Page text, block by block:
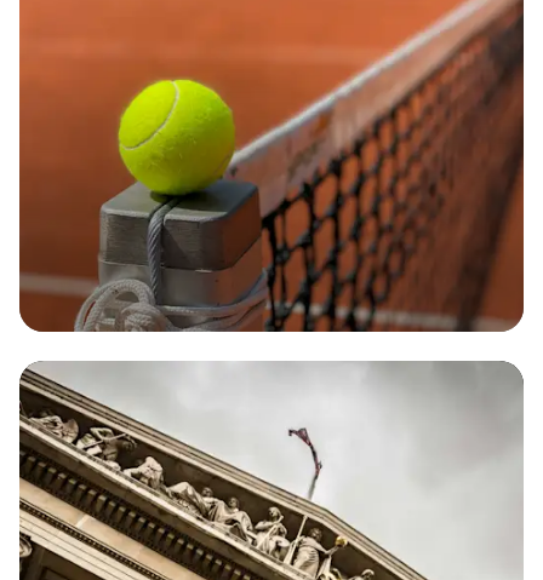
RC Pro
L’assurance sans engagement indispensable pour
votre entreprise. Soyez protégé en cas de coup
dur !
Obtenir mon devis